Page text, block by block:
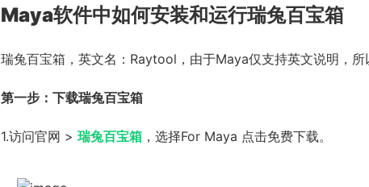
Maya软件中如何安装和运行瑞兔百宝箱
瑞兔百宝箱，英文名：Raytool，由于Maya仅支持英文说明，
第一步：下载瑞兔百宝箱
1.访问官网 > 瑞兔百宝箱 ，选择For Maya 点击免费下载。